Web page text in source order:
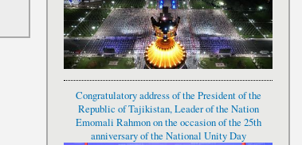
Congratulatory address of the President of the
Republic of Tajikistan, Leader of the Nation
Emomali Rahmon on the occasion of the 25th
anniversary of the National Unity Day